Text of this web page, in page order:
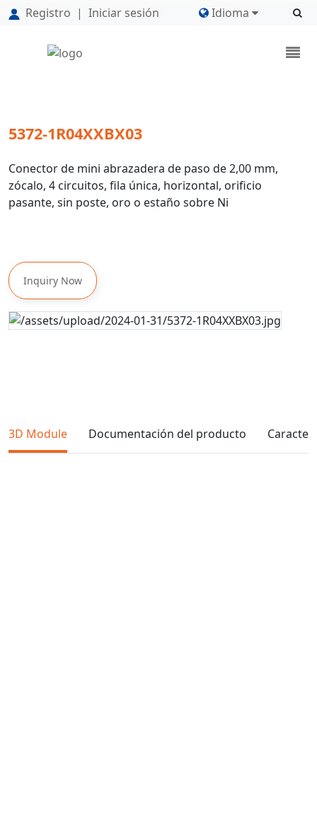
Registro | Iniciar sesión Idioma
5372-1R04XXBX03
Conector de mini abrazadera de paso de 2,00 mm,
zócalo, 4 circuitos, fila única, horizontal, orificio
pasante, sin poste, oro o estaño sobre Ni
Inquiry Now
3D Module Documentación del producto